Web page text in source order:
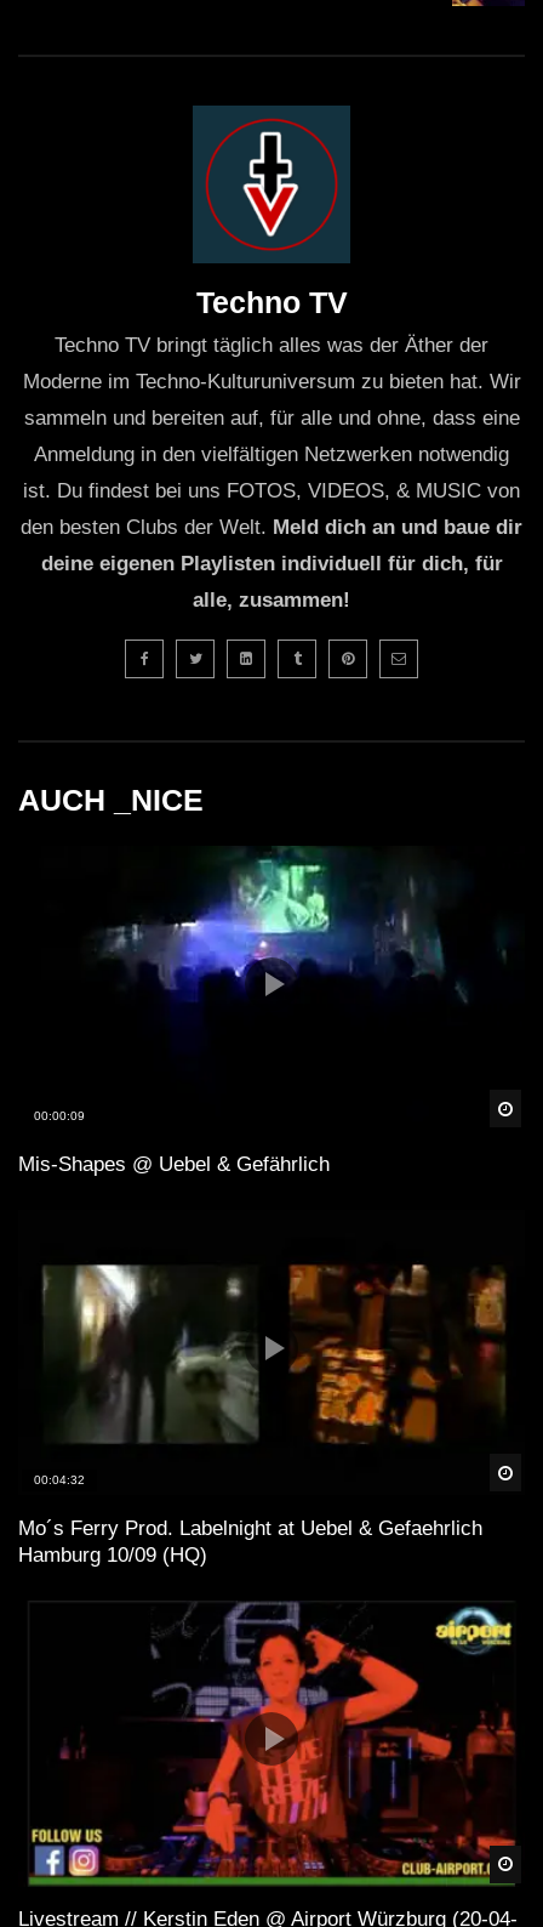
Techno TV
Techno TV bringt täglich alles was der Äther der
Moderne im Techno-Kulturuniversum zu bieten hat. Wir
sammeln und bereiten auf, für alle und ohne, dass eine
Anmeldung in den vielfältigen Netzwerken notwendig
ist. Du findest bei uns FOTOS, VIDEOS, & MUSIC von
den besten Clubs der Welt. Meld dich an und baue dir
deine eigenen Playlisten individuell für dich, für
alle, zusammen!
AUCH _NICE
00:00:09
Mis-Shapes @ Uebel & Gefährlich
00:04:32
Mo´s Ferry Prod. Labelnight at Uebel & Gefaehrlich
Hamburg 10/09 (HQ)
Livestream // Kerstin Eden @ Airport Würzburg (20-04-